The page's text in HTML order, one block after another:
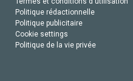
Politique rédactionnelle
Politique publicitaire
Cookie settings
Politique de la vie privée